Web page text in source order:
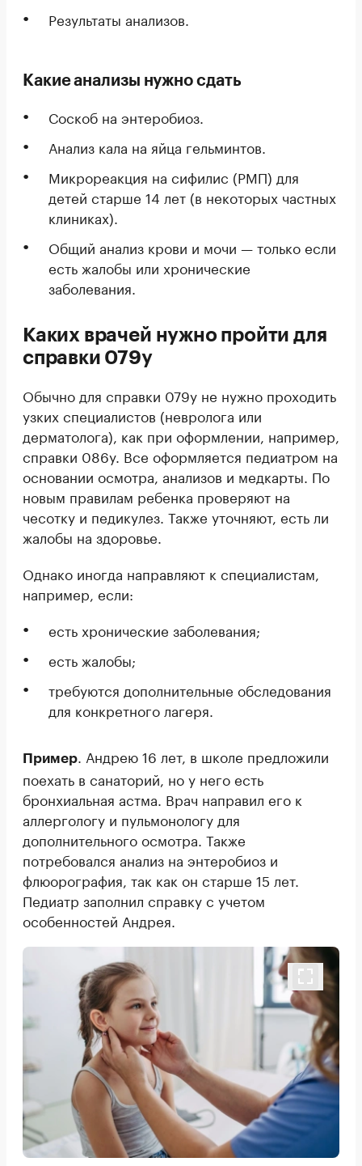
Результаты анализов.
Какие анализы нужно сдать
Соскоб на энтеробиоз.
Анализ кала на яйца гельминтов.
Микрореакция на сифилис (РМП) для
детей старше 14 лет (в некоторых частных
клиниках).
Общий анализ крови и мочи — только если
есть жалобы или хронические
заболевания.
Каких врачей нужно пройти для
справки 079у
Обычно для справки 079у не нужно проходить
узких специалистов (невролога или
дерматолога), как при оформлении, например,
справки 086у. Все оформляется педиатром на
основании осмотра, анализов и медкарты. По
новым правилам ребенка проверяют на
чесотку и педикулез. Также уточняют, есть ли
жалобы на здоровье.
Однако иногда направляют к специалистам,
например, если:
есть хронические заболевания;
есть жалобы;
требуются дополнительные обследования
для конкретного лагеря.
Пример
. Андрею 16 лет, в школе предложили
поехать в санаторий, но у него есть
бронхиальная астма. Врач направил его к
аллергологу и пульмонологу для
дополнительного осмотра. Также
потребовался анализ на энтеробиоз и
флюорография, так как он старше 15 лет.
Педиатр заполнил справку с учетом
особенностей Андрея.